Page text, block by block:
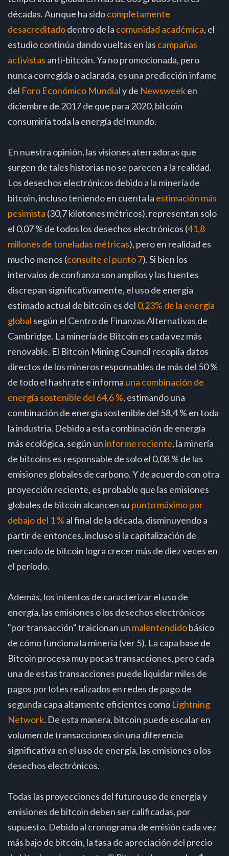
décadas. Aunque ha sidocompletamente
desacreditadodentro de la comunidad académica, el
estudio continúa dando vueltas en las campañas
activistas anti-bitcoin. Ya no promocionada, pero
nunca corregida o aclarada, es una predicción infame
del Foro Económico Mundialy de Newsweeken
diciembre de 2017 de que para 2020, bitcoin
consumiría toda la energía del mundo.
En nuestra opinión, las visiones aterradoras que
surgen de tales historias no se parecen a la realidad.
Los desechos electrónicos debido a la minería de
bitcoin, incluso teniendo en cuenta la estimación más
pesimista (30,7 kilotones métricos), representan solo
el 0,07 % de todos los desechos electrónicos (41,8
millones de toneladas métricas), pero en realidad es
mucho menos (consulte el punto 7). Si bien los
intervalos de confianza son amplios y las fuentes
discrepan significativamente, el uso de energía
estimado actual de bitcoin es del 0,23% de la energía
global según el Centro de Finanzas Alternativas de
Cambridge. La minería de Bitcoin es cada vez más
renovable. El Bitcoin Mining Council recopila datos
directos de los mineros responsables de más del 50 %
de todo el hashrate e informa una combinación de
energía sostenible del 64,6 %, estimando una
combinación de energía sostenible del 58,4 % en toda
la industria. Debido a esta combinación de energía
más ecológica, según uninforme reciente, la minería
de bitcoins es responsable de solo el 0,08 % de las
emisiones globales de carbono. Y de acuerdo con otra
proyección reciente, es probable que las emisiones
globales de bitcoin alcancen su punto máximo por
debajo del 1 % al final de la década, disminuyendo a
partir de entonces, incluso si la capitalización de
mercado de bitcoin logra crecer más de diez veces en
el período.
Además, los intentos de caracterizar el uso de
energía, las emisiones o los desechos electrónicos
"por transacción" traicionan un malentendidobásico
de cómo funciona la minería (ver 5). La capa base de
Bitcoin procesa muy pocas transacciones, pero cada
una de estas transacciones puede liquidar miles de
pagos por lotes realizados en redes de pago de
segunda capa altamente eficientes como Lightning
Network. De esta manera, bitcoin puede escalar en
volumen de transacciones sin una diferencia
significativa en el uso de energía, las emisiones o los
desechos electrónicos.
Todas las proyecciones del futuro uso de energía y
emisiones de bitcoin deben ser calificadas, por
supuesto. Debido al cronograma de emisión cada vez
más bajo de bitcoin, la tasa de apreciación del precio